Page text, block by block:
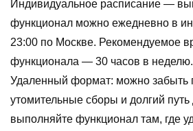
Индивидуальное расписание —
функционал можно ежедневно в
23:00 по Москве. Рекомендуемое
функционала — 30 часов в неделю.
Удаленный формат: можно забыть
утомительные сборы и долгий
выполняйте функционал там, где